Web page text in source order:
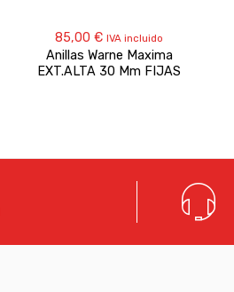
85,00 € IVA incluido
Anillas Warne Maxima
EXT.ALTA 30 Mm FIJAS